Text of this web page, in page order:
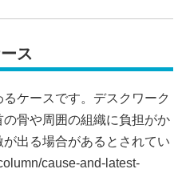
ス
ケースです。デスクワーク
骨や周囲の組織に負担がか
出る場合があるとされてい
cause-and-latest-